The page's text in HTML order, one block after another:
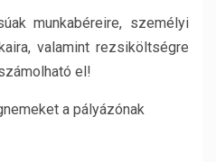
munkabéreire, személyi
valamint rezsiköltségre
el!
a pályázónak